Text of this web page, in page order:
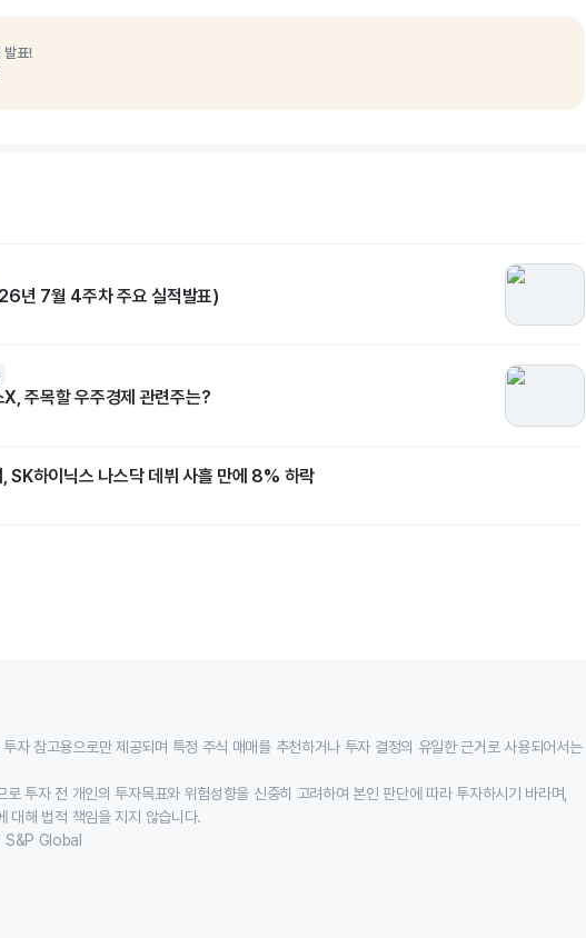
발표!
년 7월 4주차 주요 실적발표)
주목할 우주경제 관련주는?
하이닉스 나스닥 데뷔 사흘 만에 8% 하락
자 참고용으로만 제공되며 특정 주식 매매를 추천하거나 투자 결정의 유일한 근거로 사용되어서는
투자 전 개인의 투자목표와 위험성향을 신중히 고려하여 본인 판단에 따라 투자하시기 바라며,
대해 법적 책임을 지지 않습니다.
Global